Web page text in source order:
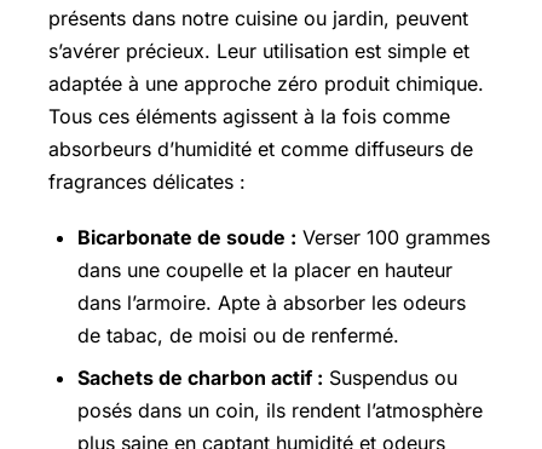
présents dans notre cuisine ou jardin, peuvent
s’avérer précieux. Leur utilisation est simple et
adaptée à une approche zéro produit chimique.
Tous ces éléments agissent à la fois comme
absorbeurs d’humidité et comme diffuseurs de
fragrances délicates :
Bicarbonate de soude : Verser 100 grammes
dans une coupelle et la placer en hauteur
dans l’armoire. Apte à absorber les odeurs
de tabac, de moisi ou de renfermé.
Sachets de charbon actif : Suspendus ou
posés dans un coin, ils rendent l’atmosphère
plus saine en captant humidité et odeurs